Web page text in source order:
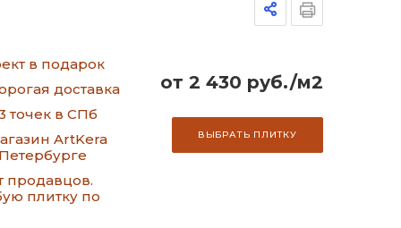
в подарок
доставка
точек в СПб
ArtKera
продавцов.
плитку по
от 2 430 руб./м2
ВЫБРАТЬ ПЛИТКУ